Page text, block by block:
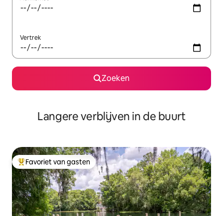
Vertrek
Zoeken
Langere verblijven in de buurt
Topfavoriet van gasten
Favoriet van gasten